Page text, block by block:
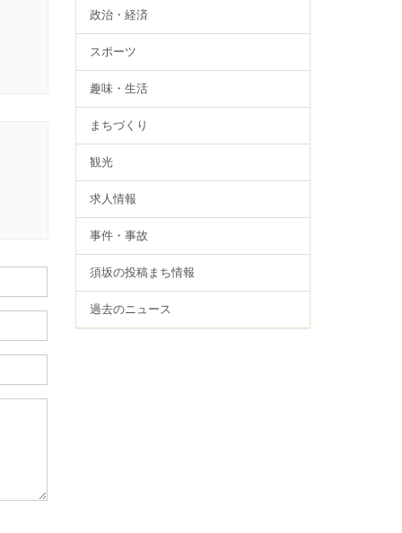
政治・経済
スポーツ
趣味・生活
まちづくり
観光
求人情報
事件・事故
須坂の投稿まち情報
過去のニュース